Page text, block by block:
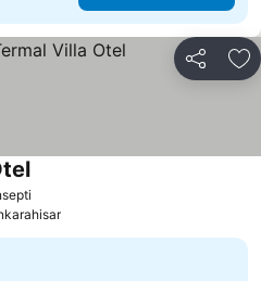
Paylaş
Fiyatları görün